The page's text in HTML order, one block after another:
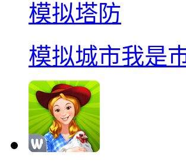
模拟塔防
模拟城市我是